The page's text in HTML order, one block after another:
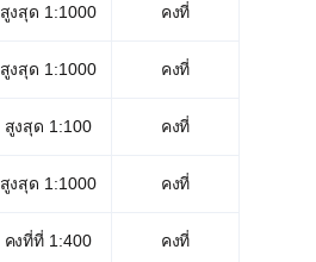
สูงสุด 1:1000 คงที่
สูงสุด 1:1000 คงที่
สูงสุด 1:100 คงที่
สูงสุด 1:1000 คงที่
คงที่ที่ 1:400 คงที่